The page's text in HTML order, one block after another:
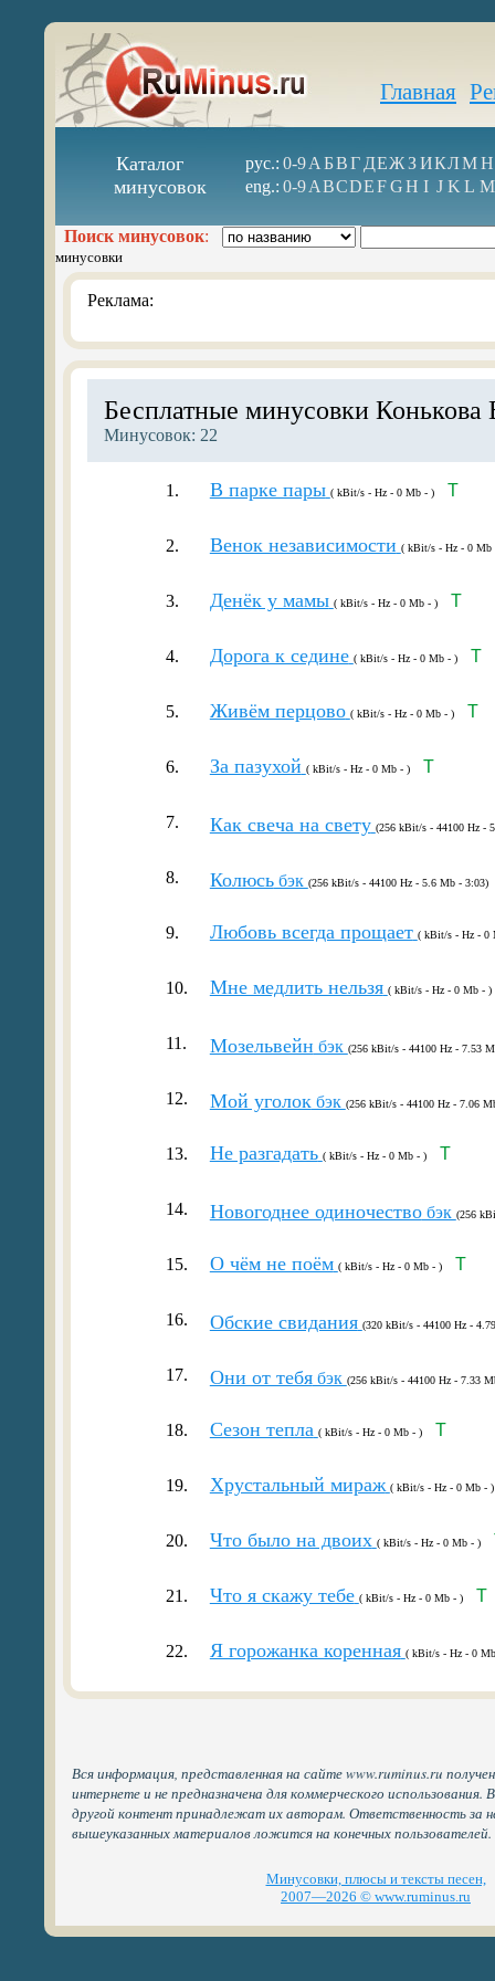
Главная
Каталог
минусовок
рус.: 0-9А БВГ ДЕЖ З ИКЛМН
eng.: 0-9ABCDEFGH I J K L M
Поиск минусовок:
минусовки
Реклама:
Бесплатные минусовки Конькова
Минусовок: 22
1. В парке пары ( kBit/s - Hz - 0 Mb - ) T
2. Венок независимости ( kBit/s - Hz - 0 Mb
3. Денёк у мамы ( kBit/s - Hz - 0 Mb - ) T
4. Дорога к седине ( kBit/s - Hz - 0 Mb - ) T
5. Живём перцово ( kBit/s - Hz - 0 Mb - ) T
6. За пазухой ( kBit/s - Hz - 0 Mb - ) T
7. Как свеча на свету (256 kBit/s - 44100 Hz -
8. Колюсьбэк (256 kBit/s - 44100 Hz - 5.6 Mb - 3:03)
9. Любовь всегда прощает ( kBit/s - Hz - 0
10. Мне медлить нельзя ( kBit/s - Hz - 0 Mb - )
11. Мозельвейн бэк (256 kBit/s - 44100 Hz - 7.53
12. Мой уголокбэк (256 kBit/s - 44100 Hz - 7.06
13. Не разгадать ( kBit/s - Hz - 0 Mb - ) T
14. Новогоднее одиночествобэк (256
15. О чём не поём ( kBit/s - Hz - 0 Mb - ) T
16. Обские свидания (320 kBit/s - 44100 Hz -
17. Они от тебябэк (256 kBit/s - 44100 Hz - 7.33
18. Сезон тепла ( kBit/s - Hz - 0 Mb - ) T
19. Хрустальный мираж ( kBit/s - Hz - 0 Mb - )
20. Что было на двоих ( kBit/s - Hz - 0 Mb - )
21. Что я скажу тебе ( kBit/s - Hz - 0 Mb - ) T
22. Я горожанка коренная ( kBit/s - Hz - 0
Вся информация, представленная на сайте www.ruminus.ru
интернете и не предназначена для коммерческого
другой контент принадлежат их авторам. Ответственность за
вышеуказанных материалов ложится на конечных пользователей.
Минусовки, плюсы и тексты песен,
2007—2026 © www.ruminus.ru